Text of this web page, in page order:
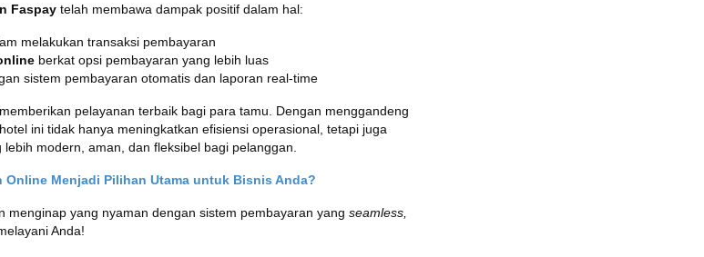
Faspay telah membawa dampak positif dalam hal:
melakukan transaksi pembayaran
berkat opsi pembayaran yang lebih luas
sistem pembayaran otomatis dan laporan real-time
pelayanan terbaik bagi para tamu. Dengan menggandeng
ini tidak hanya meningkatkan efisiensi operasional, tetapi juga
modern, aman, dan fleksibel bagi pelanggan.
Online Menjadi Pilihan Utama untuk Bisnis Anda?
menginap yang nyaman dengan sistem pembayaran yang seamless,
Anda!